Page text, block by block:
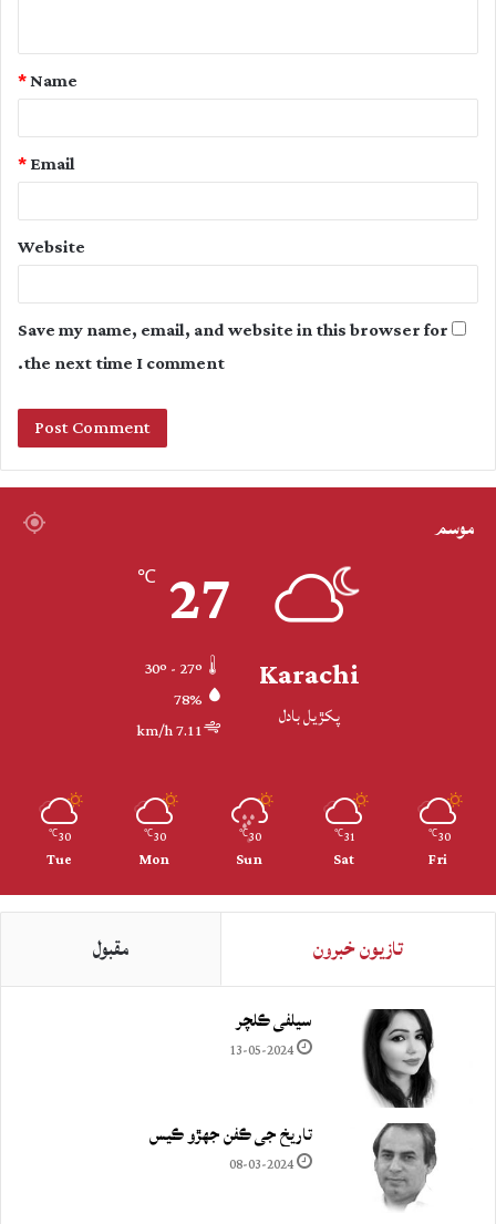
t
Name
*
Email
*
Website
Save my name, email, and website in this browser for
the next time I comment.
موسم
Karachi
پکڙيل بادل
27
℃
78%
7.11 km/h
30
℃
Fri
31
℃
Sat
30
℃
Sun
30
℃
Mon
30
℃
Tue
تازيون خبرون مقبول
سيلفي ڪلچر
13-05-2024
تاريخ جي ڪفن جھڙو ڪيس
08-03-2024